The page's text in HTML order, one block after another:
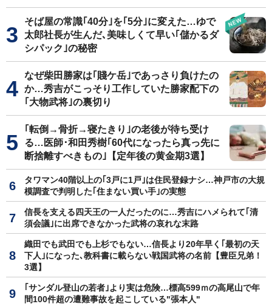
そば屋の常識｢40分｣を｢5分｣に変えた…ゆで
太郎社長が生んだ､美味しくて早い｢儲かるダ
シパック｣の秘密
なぜ柴田勝家は｢賤ケ岳｣であっさり負けたの
か…秀吉がこっそり工作していた勝家配下の
｢大物武将｣の裏切り
｢転倒→骨折→寝たきり｣の老後が待ち受け
る…医師･和田秀樹｢60代になったら真っ先に
断捨離すべきもの｣【定年後の黄金期3選】
タワマン40階以上の｢3戸に1戸｣は住民登録ナシ…神戸市の大規
模調査で判明した｢住まない買い手｣の実態
信長を支える四天王の一人だったのに…秀吉にハメられて｢清
須会議｣に出席できなかった武将の哀れな末路
織田でも武田でも上杉でもない…信長より20年早く｢最初の天
下人｣になった､教科書に載らない戦国武将の名前【豊臣兄弟！
3選】
｢サンダル登山の若者｣より実は危険…標高599ｍの高尾山で年
間100件超の遭難事故を起こしている"張本人"